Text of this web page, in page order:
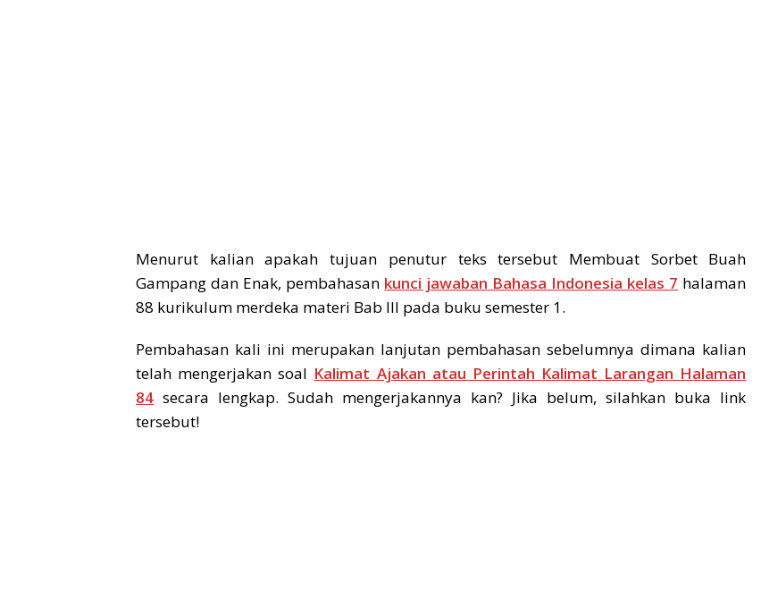
Menurut kalian apakah tujuan penutur teks tersebut Membuat Sorbet Buah
Gampang dan Enak, pembahasan kunci jawaban Bahasa Indonesia kelas 7 halaman
88 kurikulum merdeka materi Bab III pada buku semester 1.
Pembahasan kali ini merupakan lanjutan pembahasan sebelumnya dimana kalian
telah mengerjakan soal Kalimat Ajakan atau Perintah Kalimat Larangan Halaman
84 secara lengkap. Sudah mengerjakannya kan? Jika belum, silahkan buka link
tersebut!